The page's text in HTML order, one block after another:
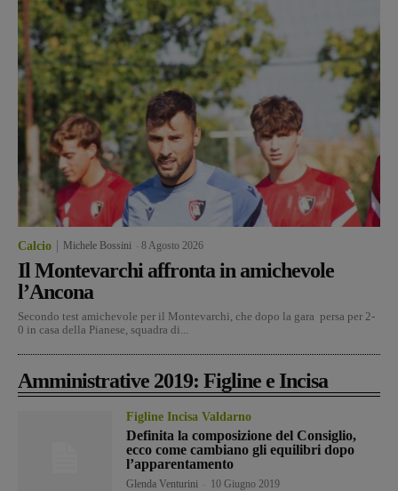
Calcio Michele Bossini 8 Agosto 2026
Il Montevarchi affronta in amichevole
l’Ancona
Secondo test amichevole per il Montevarchi, che dopo la gara persa per 2-
0 in casa della Pianese, squadra di...
Amministrative 2019: Figline e Incisa
Figline Incisa Valdarno
Definita la composizione del Consiglio,
ecco come cambiano gli equilibri dopo
l’apparentamento
Glenda Venturini 10 Giugno 2019